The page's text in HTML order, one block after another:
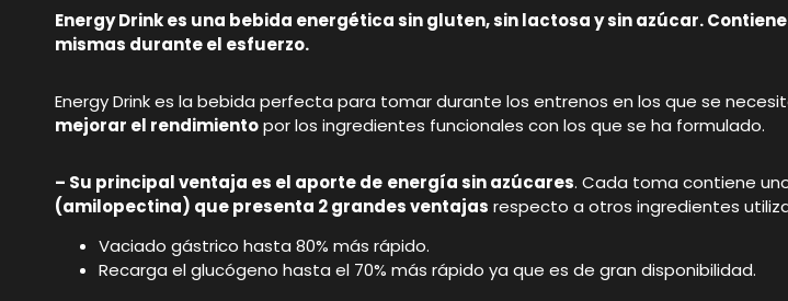
Energy Drink es una bebida energética sin gluten, sin lactosa y sin azúcar.
mismas durante el esfuerzo.
Energy Drink es la bebida perfecta para tomar durante los entrenos en los que se
mejorar el rendimientopor los ingredientes funcionales con los que se ha formulado.
– Su principal ventaja es el aporte de energía sin azúcares. Cada toma contiene
(amilopectina) que presenta 2 grandes ventajas respecto a otros ingredientes
Vaciado gástrico hasta 80% más rápido.
Recarga el glucógeno hasta el 70% más rápido ya que es de gran disponibilidad.